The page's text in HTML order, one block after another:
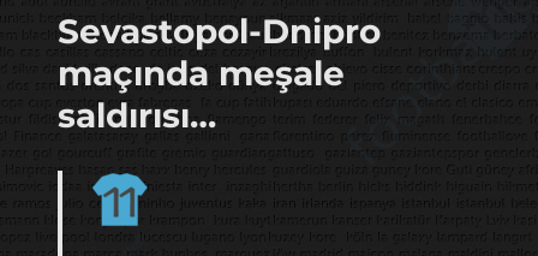
Sevastopol-Dnipro
maçında meşale
saldırısı…